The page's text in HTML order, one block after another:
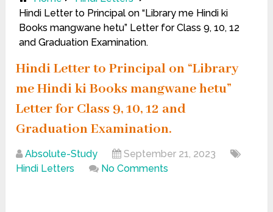
Hindi Letter to Principal on “Library me Hindi ki
Books mangwane hetu” Letter for Class 9, 10, 12
and Graduation Examination.
Hindi Letter to Principal on “Library
me Hindi ki Books mangwane hetu”
Letter for Class 9, 10, 12 and
Graduation Examination.
Absolute-Study
September 21, 2023
Hindi Letters
No Comments